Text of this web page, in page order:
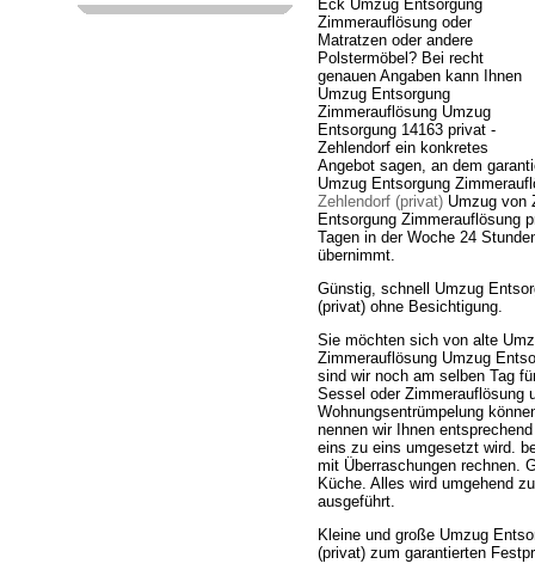
Eck Umzug Entsorgung
Zimmerauflösung oder
Matratzen oder andere
Polstermöbel? Bei recht
genauen Angaben kann Ihnen
Umzug Entsorgung
Zimmerauflösung Umzug
Entsorgung 14163 privat -
Zehlendorf ein konkretes
Angebot sagen, an dem
Umzug Entsorgung
Zehlendorf (privat) Umzug von
Entsorgung Zimmerauflösung
Tagen in der Woche 24
übernimmt.
Günstig, schnell Umzug
(privat) ohne Besichtigung.
Sie möchten sich von alte
Zimmerauflösung Umzug
sind wir noch am selben Tag
Sessel oder Zimmerauflösung
Wohnungsentrümpelung
nennen wir Ihnen
eins zu eins umgesetzt wird.
mit Überraschungen rechnen.
Küche. Alles wird umgehend
ausgeführt.
Kleine und große Umzug
(privat) zum garantierten